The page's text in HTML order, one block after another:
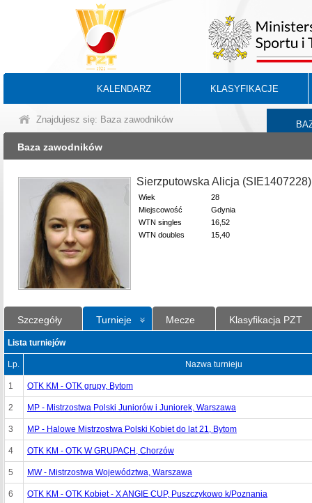
KALENDARZ KLASYFIKACJE
Znajdujesz się: Baza zawodników
Baza zawodników
Sierzputowska Alicja (SIE1407228)
Wiek
28
Miejscowość
Gdynia
WTN singles
16,52
WTN doubles
15,40
Szczegóły Turnieje Mecze Klasyfikacja PZT
Lista turniejów
Lp. Nazwa turnieju
1 OTK KM - OTK grupy, Bytom
2 MP - Mistrzostwa Polski Juniorów i Juniorek, Warszawa
3 MP - Halowe Mistrzostwa Polski Kobiet do lat 21, Bytom
4 OTK KM - OTK W GRUPACH, Chorzów
5 MW - Mistrzostwa Województwa, Warszawa
6 OTK KM - OTK Kobiet - X ANGIE CUP, Puszczykowo k/Poznania